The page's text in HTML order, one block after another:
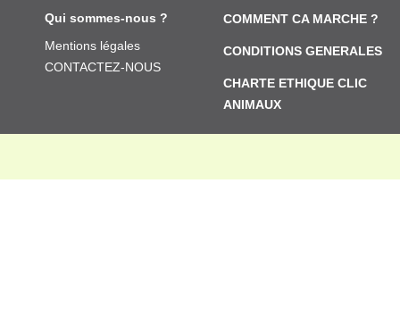
Qui sommes-nous ?
Mentions légales
CONTACTEZ-NOUS
COMMENT CA MARCHE ?
CONDITIONS GENERALES
CHARTE ETHIQUE CLIC
ANIMAUX